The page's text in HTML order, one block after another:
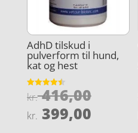
AdhD tilskud i
pulverform til hund,
kat og hest
Vurderet
4.5
kr.416,00Den
kr. 399,00Den